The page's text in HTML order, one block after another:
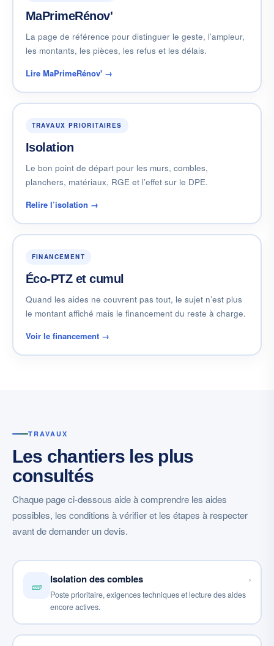
MaPrimeRénov'
La page de référence pour distinguer le geste, l’ampleur,
les montants, les pièces, les refus et les délais.
Lire MaPrimeRénov' →
TRAVAUX PRIORITAIRES
Isolation
Le bon point de départ pour les murs, combles,
planchers, matériaux, RGE et l’effet sur le DPE.
Relire l’isolation →
FINANCEMENT
Éco-PTZ et cumul
Quand les aides ne couvrent pas tout, le sujet n’est plus
le montant affiché mais le financement du reste à charge.
Voir le financement →
TRAVAUX
Les chantiers les plus
consultés
Chaque page ci-dessous aide à comprendre les aides
possibles, les conditions à vérifier et les étapes à respecter
avant de demander un devis.
🧱 Isolation des combles
Poste prioritaire, exigences techniques et lecture des aides
encore actives.
›